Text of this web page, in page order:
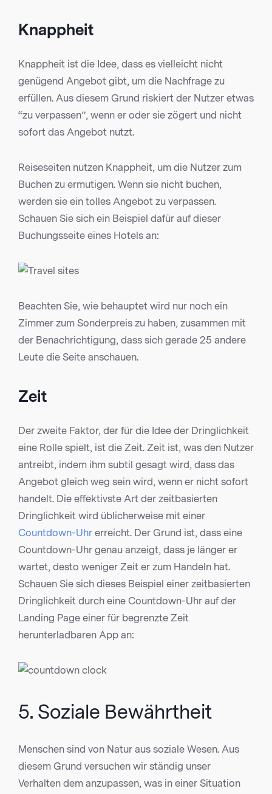
Knappheit
Knappheit ist die Idee, dass es vielleicht nicht
genügend Angebot gibt, um die Nachfrage zu
erfüllen. Aus diesem Grund riskiert der Nutzer etwas
“zu verpassen”, wenn er oder sie zögert und nicht
sofort das Angebot nutzt.
Reiseseiten nutzen Knappheit, um die Nutzer zum
Buchen zu ermutigen. Wenn sie nicht buchen,
werden sie ein tolles Angebot zu verpassen.
Schauen Sie sich ein Beispiel dafür auf dieser
Buchungsseite eines Hotels an:
Beachten Sie, wie behauptet wird nur noch ein
Zimmer zum Sonderpreis zu haben, zusammen mit
der Benachrichtigung, dass sich gerade 25 andere
Leute die Seite anschauen.
Zeit
Der zweite Faktor, der für die Idee der Dringlichkeit
eine Rolle spielt, ist die Zeit. Zeit ist, was den Nutzer
antreibt, indem ihm subtil gesagt wird, dass das
Angebot gleich weg sein wird, wenn er nicht sofort
handelt. Die effektivste Art der zeitbasierten
Dringlichkeit wird üblicherweise mit einer
Countdown-Uhr erreicht. Der Grund ist, dass eine
Countdown-Uhr genau anzeigt, dass je länger er
wartet, desto weniger Zeit er zum Handeln hat.
Schauen Sie sich dieses Beispiel einer zeitbasierten
Dringlichkeit durch eine Countdown-Uhr auf der
Landing Page einer für begrenzte Zeit
herunterladbaren App an:
5. Soziale Bewährtheit
Menschen sind von Natur aus soziale Wesen. Aus
diesem Grund versuchen wir ständig unser
Verhalten dem anzupassen, was in einer Situation